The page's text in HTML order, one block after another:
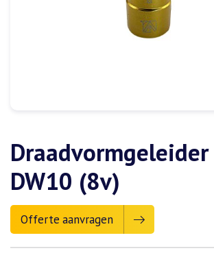
Draadvormgeleider
DW10 (8v)
Offerte aanvragen